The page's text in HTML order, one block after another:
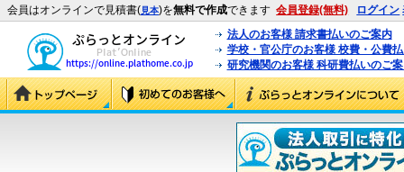
会員はオンラインで見積書(見本)を無料で作成できます 会員登録(無料) ログイン
法人のお客様 請求書払いのご案内
学校・官公庁のお客様 校費・公費
研究機関のお客様 科研費払いのご